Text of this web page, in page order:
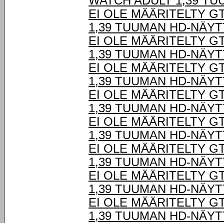
EI OLE MÄÄRITELTY
1,39 TUUMAN HD-
EI OLE MÄÄRITELTY
1,39 TUUMAN HD-
EI OLE MÄÄRITELTY
1,39 TUUMAN HD-
EI OLE MÄÄRITELTY
1,39 TUUMAN HD-
EI OLE MÄÄRITELTY
1,39 TUUMAN HD-
EI OLE MÄÄRITELTY
1,39 TUUMAN HD-
EI OLE MÄÄRITELTY
1,39 TUUMAN HD-
EI OLE MÄÄRITELTY
1,39 TUUMAN HD-